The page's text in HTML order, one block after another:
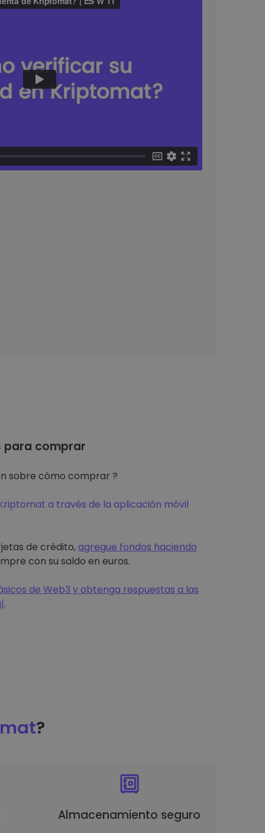
para comprar
sobre cómo comprar ?
a través de la aplicación móvil
de crédito,agregue fondos haciendo
con su saldo en euros.
de Web3 y obtenga respuestas a las
.
?
Almacenamiento seguro